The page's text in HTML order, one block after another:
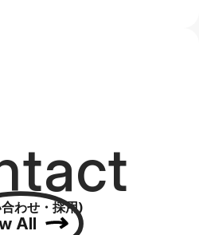
わせ・採用)
All